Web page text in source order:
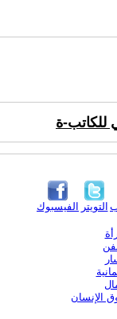
للكاتب-ة
الفيسبوك التويتر
الإنسان